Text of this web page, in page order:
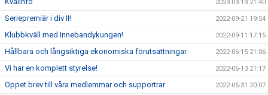
2023-03-13 21:40
Seriepremiär i div II! 2022-09-21 19:54
Klubbkväll med Innebandykungen! 2022-09-11 17:15
Hållbara och långsiktiga ekonomiska förutsättningar. 2022-06-15 21:06
Vi har en komplett styrelse! 2022-06-13 21:17
Öppet brev till våra medlemmar och supportrar 2022-05-31 20:07